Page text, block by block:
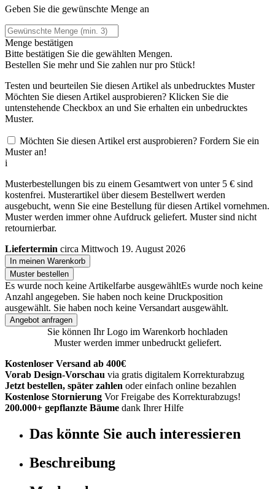
Geben Sie die gewünschte Menge an
Menge bestätigen
Bitte bestätigen Sie die gewählten Mengen.
Bestellen Sie mehr und Sie zahlen nurpro Stück!
Testen und beurteilen Sie diesen Artikel als unbedrucktes Muster
Möchten Sie diesen Artikel ausprobieren? Klicken Sie die
untenstehende Checkbox an und Sie erhalten ein unbedrucktes
Muster.
Möchten Sie diesen Artikel erst ausprobieren? Fordern Sie ein
Muster an!
i
Musterbestellungen bis zu einem Gesamtwert von unter 5 € sind
kostenfrei. Musterartikel über diesem Bestellwert werden
ausgebucht, wenn Sie eine Bestellung für diesen Artikel vornehmen.
Muster werden immer ohne Aufdruck geliefert. Muster sind nicht
retournierbar.
Liefertermin circa Mittwoch 19. August 2026
In meinen Warenkorb
Muster bestellen
Es wurde noch keine Artikelfarbe ausgewähltEs wurde noch keine
Anzahl angegeben. Sie haben noch keine Druckposition
ausgewählt. Sie haben noch keine Versandart ausgewählt.
Angebot anfragen
Sie können Ihr Logo im Warenkorb hochladen
Muster werden immer unbedruckt geliefert.
Kostenloser Versand ab 400€
Vorab Design-Vorschau via gratis digitalem Korrekturabzug
Jetzt bestellen, später zahlen oder einfach online bezahlen
Kostenlose Stornierung Vor Freigabe des Korrekturabzugs!
200.000+ gepflanzte Bäume dank Ihrer Hilfe
Das könnte Sie auch interessieren
Beschreibung